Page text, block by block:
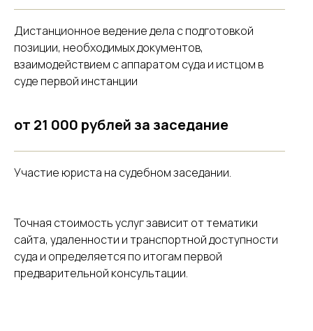
Дистанционное ведение дела с подготовкой
позиции, необходимых документов,
взаимодействием с аппаратом суда и истцом в
суде первой инстанции
от 21 000 рублей за заседание
Участие юриста на судебном заседании.
Точная стоимость услуг зависит от тематики
сайта, удаленности и транспортной доступности
суда и определяется по итогам первой
предварительной консультации.